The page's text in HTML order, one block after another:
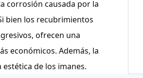
corrosión causada por la
bien los recubrimientos
ofrecen una
económicos. Además, la
de los imanes.